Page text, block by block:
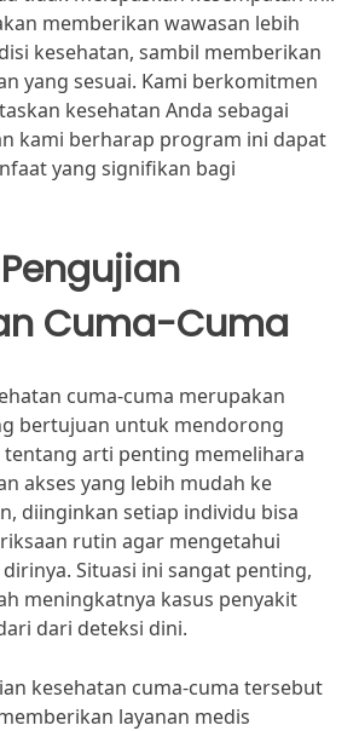
memberikan wawasan lebih
kesehatan, sambil memberikan
yang sesuai. Kami berkomitmen
kesehatan Anda sebagai
kami berharap program ini dapat
yang signifikan bagi
Cuma-Cuma
cuma-cuma merupakan
bertujuan untuk mendorong
arti penting memelihara
akses yang lebih mudah ke
diinginkan setiap individu bisa
rutin agar mengetahui
Situasi ini sangat penting,
meningkatnya kasus penyakit
dari deteksi dini.
kesehatan cuma-cuma tersebut
layanan medis